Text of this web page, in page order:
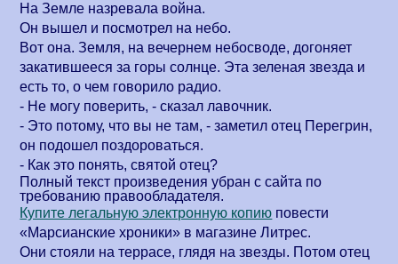
На Земле назревала война.
Он вышел и посмотрел на небо.
Вот она. Земля, на вечернем небосводе, догоняет
закатившееся за горы солнце. Эта зеленая звезда и
есть то, о чем говорило радио.
- Не могу поверить, - сказал лавочник.
- Это потому, что вы не там, - заметил отец Перегрин,
он подошел поздороваться.
- Как это понять, святой отец?
Полный текст произведения убран с сайта по
требованию правообладателя.
Купите легальную электронную копию повести
«Марсианские хроники» в магазине Литрес.
Они стояли на террасе, глядя на звезды. Потом отец